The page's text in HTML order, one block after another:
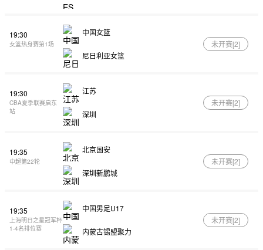
19:30
女篮热身赛第1场
中国女篮
尼日利亚女篮
未开赛[2]
19:30
CBA夏季联赛启东
站
江苏
深圳
未开赛[2]
19:35
中超第22轮
北京国安
深圳新鹏城
未开赛[2]
19:35
上海明日之星冠军杯
1-4名排位赛
中国男足U17
内蒙古锡盟聚力
未开赛[2]